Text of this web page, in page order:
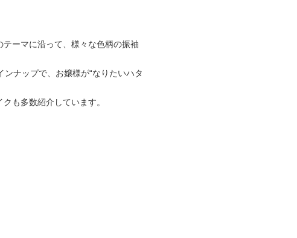
ーマに沿って、様々な色柄の振袖
ナップで、お嬢様が“なりたいハタ
も多数紹介しています。